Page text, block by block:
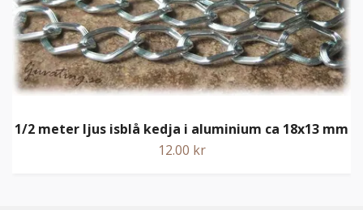
1/2 meter ljus isblå kedja i aluminium ca 18x13 mm
12.00 kr